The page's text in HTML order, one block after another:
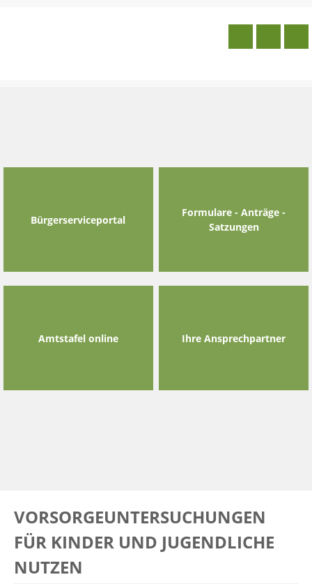
Bürgerserviceportal
Formulare - Anträge -
Satzungen
Amtstafel online Ihre Ansprechpartner
VORSORGEUNTERSUCHUNGEN
FÜR KINDER UND JUGENDLICHE
NUTZEN